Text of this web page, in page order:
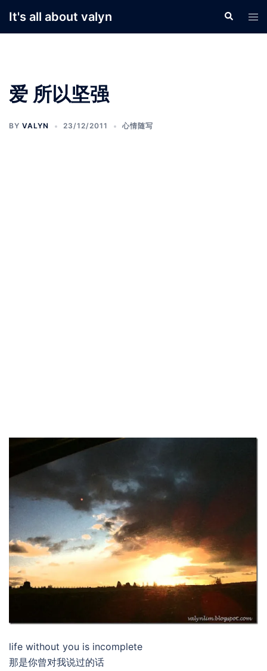
It's all about valyn Search
爱 所以坚强
BY VALYN 23/12/2011 心情随写
life without you is incomplete
那是你曾对我说过的话